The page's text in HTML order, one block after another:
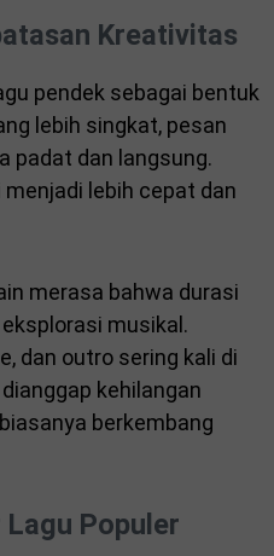
Kreativitas
pendek sebagai bentuk
lebih singkat, pesan
padat dan langsung.
lebih cepat dan
merasa bahwa durasi
musikal.
dan outro sering kali di
kehilangan
berkembang
Populer